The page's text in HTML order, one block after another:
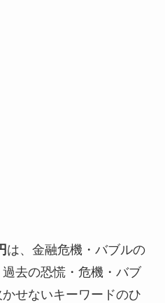
は、金融危機・バブルの
去の恐慌・危機・バブ
せないキーワードのひ